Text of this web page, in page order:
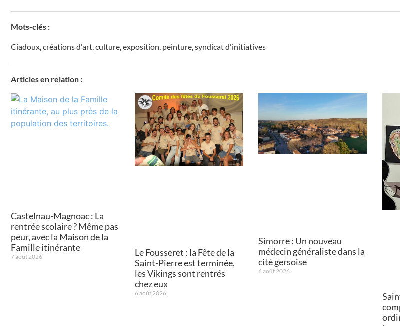
Mots-clés :
Ciadoux créations d'art culture exposition peinture syndicat d'initiatives
Articles en relation :
Castelnau-Magnoac : La
rentrée scolaire ? Même pas
peur, avec la Maison de la
Famille itinérante
7 août 2026
Le Fousseret : la Fête de la
Saint-Pierre est terminée,
les Vikings sont rentrés
chez eux
6 août 2026
Simorre : Un nouveau
médecin généraliste dans la
cité gersoise
6 août 2026